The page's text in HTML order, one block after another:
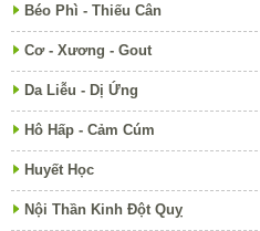
Béo Phì - Thiếu Cân
Cơ - Xương - Gout
Da Liễu - Dị Ứng
Hô Hấp - Cảm Cúm
Huyết Học
Nội Thần Kinh Đột Quỵ